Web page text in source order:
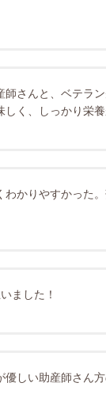
さんと、ベテラ
く、しっかり栄養
かりやすかった
ました！
優しい助産師さ